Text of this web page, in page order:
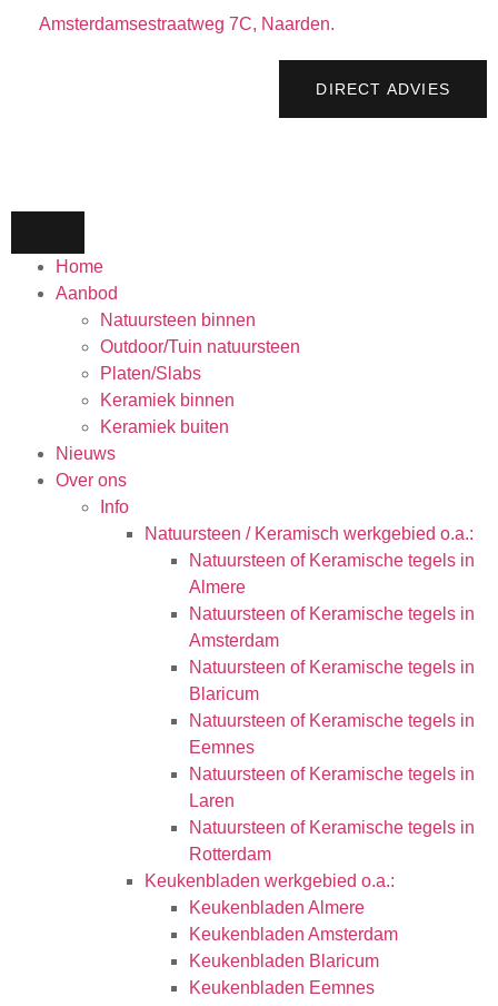
Amsterdamsestraatweg 7C, Naarden.
DIRECT ADVIES
Home
Aanbod
Natuursteen binnen
Outdoor/Tuin natuursteen
Platen/Slabs
Keramiek binnen
Keramiek buiten
Nieuws
Over ons
Info
Natuursteen / Keramisch werkgebied o.a.:
Natuursteen of Keramische tegels in
Almere
Natuursteen of Keramische tegels in
Amsterdam
Natuursteen of Keramische tegels in
Blaricum
Natuursteen of Keramische tegels in
Eemnes
Natuursteen of Keramische tegels in
Laren
Natuursteen of Keramische tegels in
Rotterdam
Keukenbladen werkgebied o.a.:
Keukenbladen Almere
Keukenbladen Amsterdam
Keukenbladen Blaricum
Keukenbladen Eemnes